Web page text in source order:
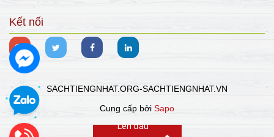
Kết nối
SACHTIENGNHAT.ORG-SACHTIENGNHAT.VN
Cung cấp bởi Sapo
Lên đầu